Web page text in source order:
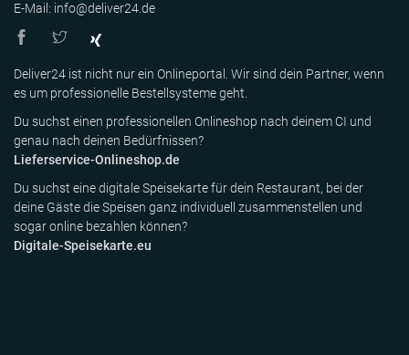
E-Mail: info@deliver24.de
Deliver24 ist nicht nur ein Onlineportal. Wir sind dein Partner, wenn
es um professionelle Bestellsysteme geht.
Du suchst einen professionellen Onlineshop nach deinem CI und
genau nach deinen Bedürfnissen?
Lieferservice-Onlineshop.de
Du suchst eine digitale Speisekarte für dein Restaurant, bei der
deine Gäste die Speisen ganz individuell zusammenstellen und
sogar online bezahlen können?
Digitale-Speisekarte.eu